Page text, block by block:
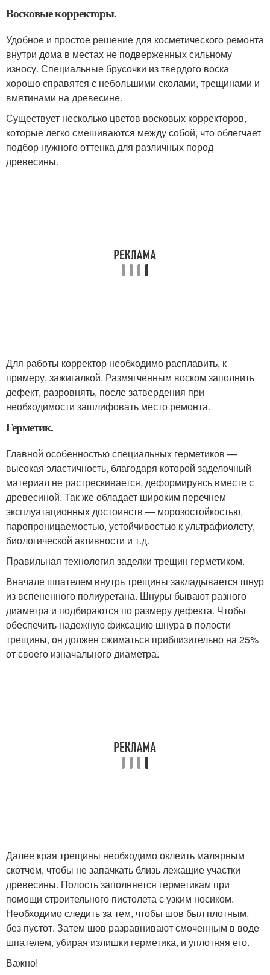
Восковые корректоры.
Удобное и простое решение для косметического ремонта
внутри дома в местах не подверженных сильному
износу. Специальные брусочки из твердого воска
хорошо справятся с небольшими сколами, трещинами и
вмятинами на древесине.
Существует несколько цветов восковых корректоров,
которые легко смешиваются между собой, что облегчает
подбор нужного оттенка для различных пород
древесины.
Для работы корректор необходимо расплавить, к
примеру, зажигалкой. Размягченным воском заполнить
дефект, разровнять, после затвердения при
необходимости зашлифовать место ремонта.
Герметик.
Главной особенностью специальных герметиков —
высокая эластичность, благодаря которой заделочный
материал не растрескивается, деформируясь вместе с
древесиной. Так же обладает широким перечнем
эксплуатационных достоинств — морозостойкостью,
паропроницаемостью, устойчивостью к ультрафиолету,
биологической активности и т.д.
Правильная технология заделки трещин герметиком.
Вначале шпателем внутрь трещины закладывается шнур
из вспененного полиуретана. Шнуры бывают разного
диаметра и подбираются по размеру дефекта. Чтобы
обеспечить надежную фиксацию шнура в полости
трещины, он должен сжиматься приблизительно на 25%
от своего изначального диаметра.
Далее края трещины необходимо оклеить малярным
скотчем, чтобы не запачкать близь лежащие участки
древесины. Полость заполняется герметикам при
помощи строительного пистолета с узким носиком.
Необходимо следить за тем, чтобы шов был плотным,
без пустот. Затем шов разравнивают смоченным в воде
шпателем, убирая излишки герметика, и уплотняя его.
Важно!